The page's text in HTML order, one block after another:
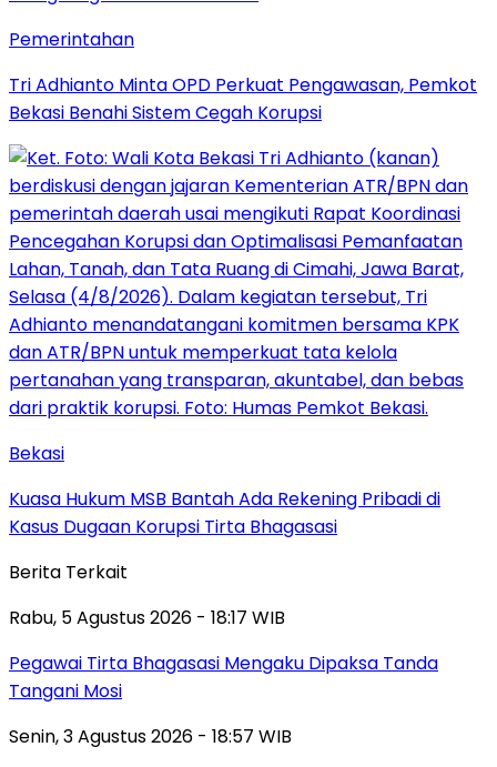
Pemerintahan
Tri Adhianto Minta OPD Perkuat Pengawasan, Pemkot
Bekasi Benahi Sistem Cegah Korupsi
Bekasi
Kuasa Hukum MSB Bantah Ada Rekening Pribadi di
Kasus Dugaan Korupsi Tirta Bhagasasi
Berita Terkait
Rabu, 5 Agustus 2026 - 18:17 WIB
Pegawai Tirta Bhagasasi Mengaku Dipaksa Tanda
Tangani Mosi
Senin, 3 Agustus 2026 - 18:57 WIB